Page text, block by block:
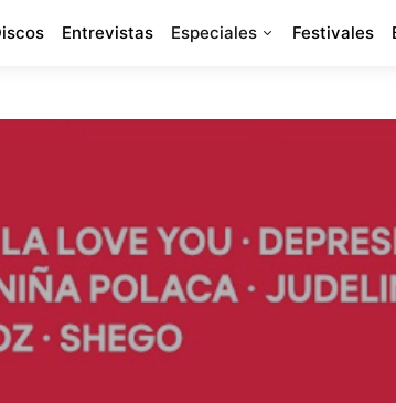
Entrevistas Especiales Festivales